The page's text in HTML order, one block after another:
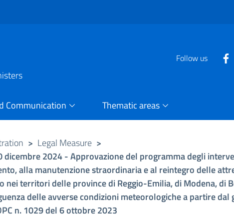
Follow us
Communication Thematic areas
> Legal Measure >
2024 - Approvazione del programma degli
alla manutenzione straordinaria e al reintegro delle
nei territori delle province di Reggio-Emilia, di Modena, di
delle avverse condizioni meteorologiche a partire dal
n. 1029 del 6 ottobre 2023